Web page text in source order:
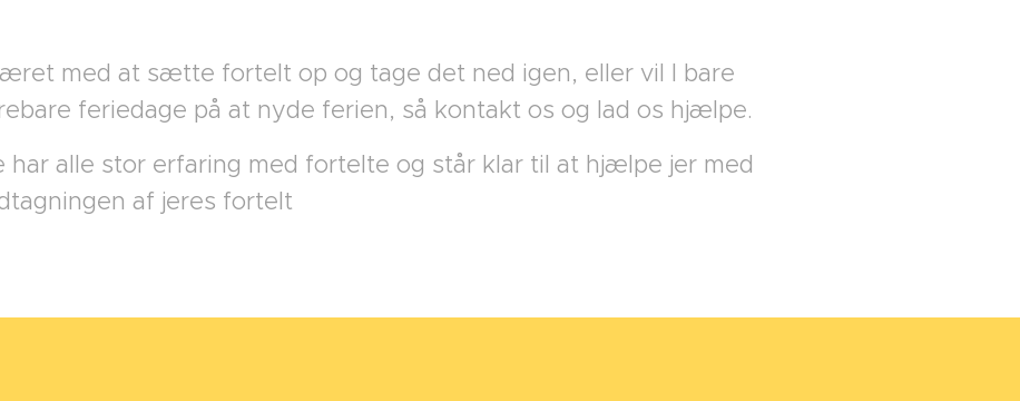
med at sætte fortelt op og tage det ned igen, eller vil I bare
feriedage på at nyde ferien, så kontakt os og lad os hjælpe.
har alle stor erfaring med fortelte og står klar til at hjælpe jer med
af jeres fortelt